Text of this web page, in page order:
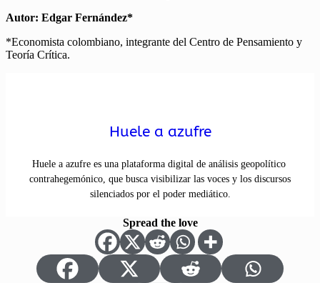
Autor: Edgar Fernández*
*Economista colombiano, integrante del Centro de Pensamiento y
Teoría Crítica.
Huele a azufre
Huele a azufre es una plataforma digital de análisis geopolítico
contrahegemónico, que busca visibilizar las voces y los discursos
silenciados por el poder mediático.
Spread the love